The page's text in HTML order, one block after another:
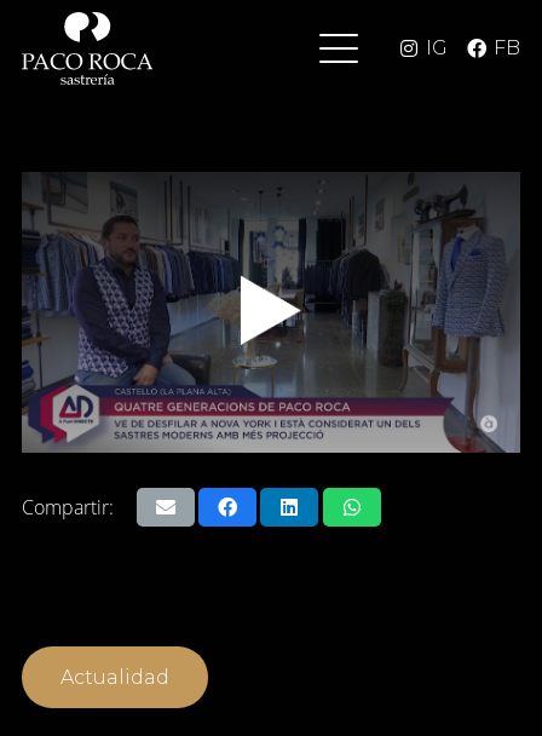
IG FB
Compartir:
Actualidad